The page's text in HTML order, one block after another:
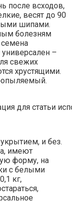
после всходов,
весят до 90
шипами.
болезням
–
свежих
хрустящими.
для статьи
и без.
имеют
форму, на
с белыми
кг,